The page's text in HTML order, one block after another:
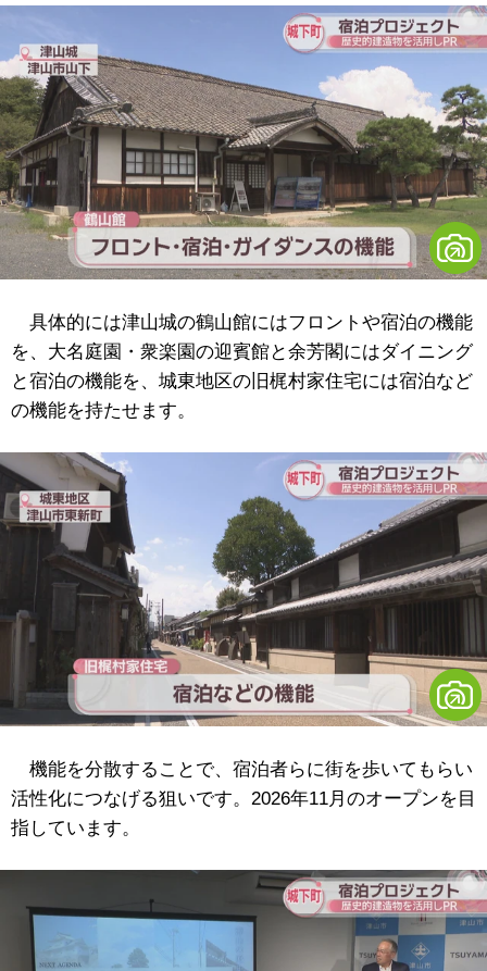
具体的には津山城の鶴山館にはフロントや宿泊の機能
を、大名庭園・衆楽園の迎賓館と余芳閣にはダイニング
と宿泊の機能を、城東地区の旧梶村家住宅には宿泊など
の機能を持たせます。
機能を分散することで、宿泊者らに街を歩いてもらい
活性化につなげる狙いです。2026年11月のオープンを目
指しています。